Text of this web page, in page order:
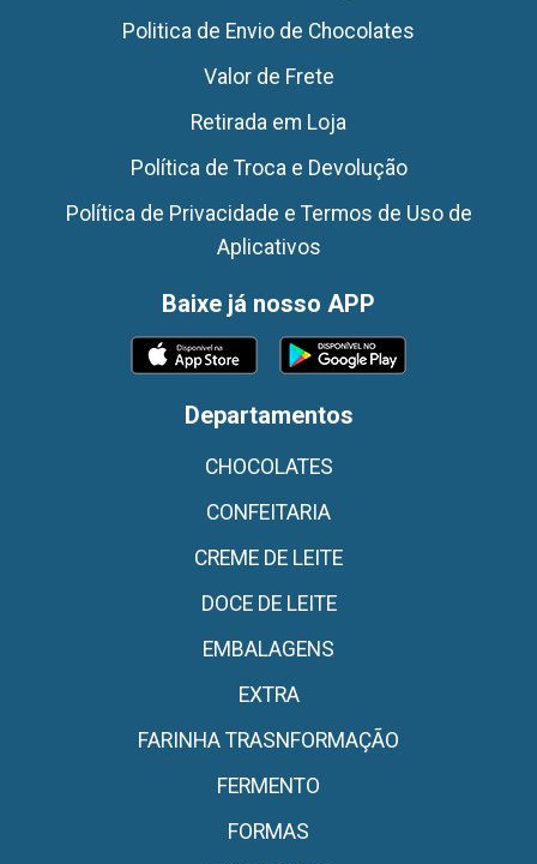
Politica de Envio de Chocolates
Valor de Frete
Retirada em Loja
Política de Troca e Devolução
Política de Privacidade e Termos de Uso de
Aplicativos
Baixe já nosso APP
Departamentos
CHOCOLATES
CONFEITARIA
CREME DE LEITE
DOCE DE LEITE
EMBALAGENS
EXTRA
FARINHA TRASNFORMAÇÃO
FERMENTO
FORMAS